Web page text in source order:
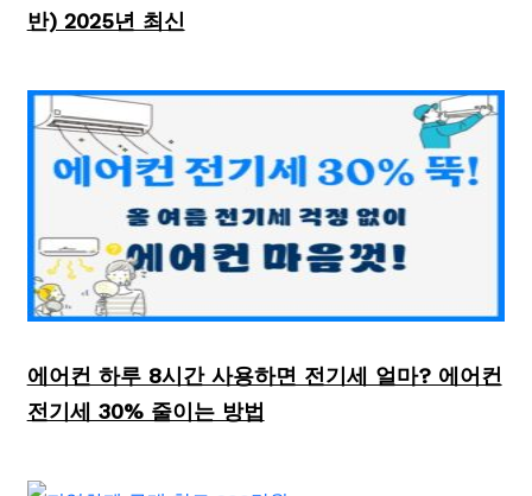
반) 2025년 최신
에어컨 하루 8시간 사용하면 전기세 얼마? 에어컨
전기세 30% 줄이는 방법